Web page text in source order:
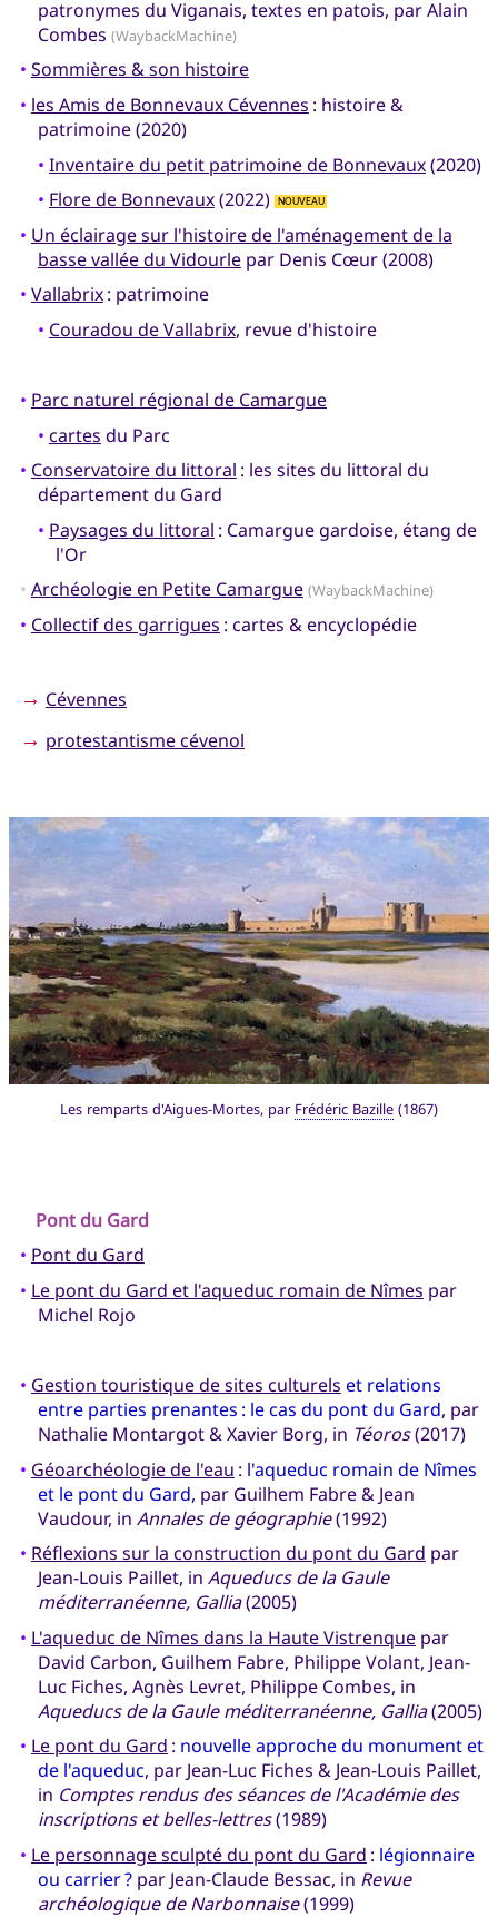
patronymes du Viganais, textes en patois, par Alain
Combes (WaybackMachine)
• Sommières & son histoire
• les Amis de Bonnevaux Cévennes : histoire &
patrimoine (2020)
• Inventaire du petit patrimoine de Bonnevaux(2020)
• Flore de Bonnevaux(2022) NOUVEAU
• Un éclairage sur l'histoire de l'aménagement de la
basse vallée du Vidourlepar Denis Cœur (2008)
• Vallabrix: patrimoine
• Couradou de Vallabrix, revue d'histoire
• Parc naturel régional de Camargue
• cartes du Parc
• Conservatoire du littoral : les sites du littoral du
département du Gard
• Paysages du littoral : Camargue gardoise, étang de
l'Or
• Archéologie en Petite Camargue (WaybackMachine)
• Collectif des garrigues : cartes & encyclopédie
→ Cévennes
→ protestantisme cévenol
Les remparts d'Aigues-Mortes, par Frédéric Bazille (1867)
Pont du Gard
• Pont du Gard
• Le pont du Gard et l'aqueduc romain de Nîmes par
Michel Rojo
• Gestion touristique de sites culturels et relations
entre parties prenantes : le cas du pont du Gard, par
Nathalie Montargot & Xavier Borg, in Téoros(2017)
• Géoarchéologie de l'eau : l'aqueduc romain de Nîmes
et le pont du Gard, par Guilhem Fabre & Jean
Vaudour, in Annales de géographie(1992)
• Réflexions sur la construction du pont du Gard par
Jean-Louis Paillet, in Aqueducs de la Gaule
méditerranéenne, Gallia(2005)
• L'aqueduc de Nîmes dans la Haute Vistrenquepar
David Carbon, Guilhem Fabre, Philippe Volant, Jean-
Luc Fiches, Agnès Levret, Philippe Combes, in
Aqueducs de la Gaule méditerranéenne, Gallia(2005)
• Le pont du Gard : nouvelle approche du monument et
de l'aqueduc, par Jean-Luc Fiches & Jean-Louis Paillet,
in Comptes rendus des séances de l'Académie des
inscriptions et belles-lettres(1989)
• Le personnage sculpté du pont du Gard : légionnaire
ou carrier ?par Jean-Claude Bessac, in Revue
archéologique de Narbonnaise(1999)